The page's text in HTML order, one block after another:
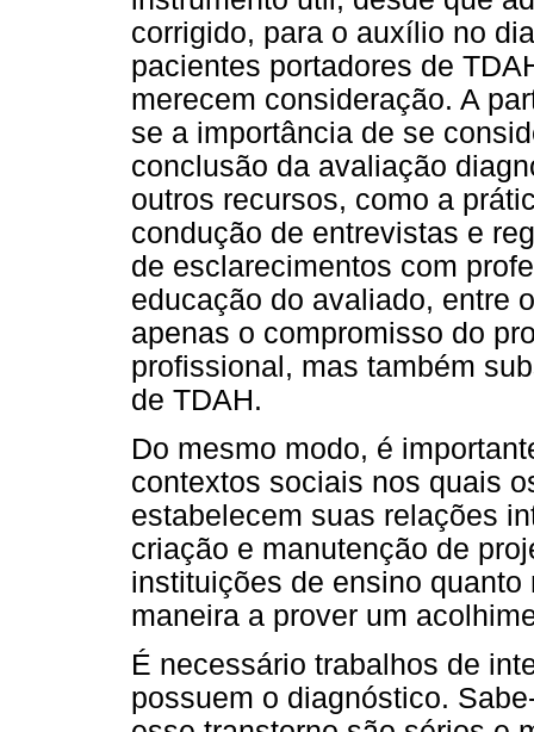
corrigido, para o auxílio no
pacientes portadores de
merecem consideração. A
se a importância de se
conclusão da avaliação
outros recursos, como a
condução de entrevistas e
de esclarecimentos com
educação do avaliado, entre
apenas o compromisso do
profissional, mas também
de TDAH.
Do mesmo modo, é
contextos sociais nos quais
estabelecem suas relações
criação e manutenção de
instituições de ensino
maneira a prover um
É necessário trabalhos de
possuem o diagnóstico.